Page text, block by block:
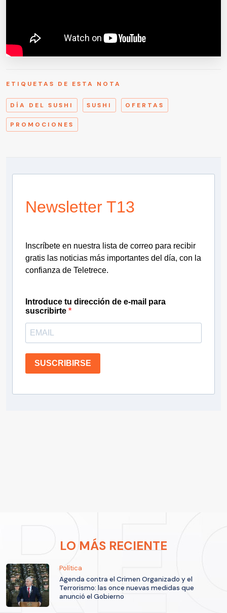
ETIQUETAS DE ESTA NOTA
DÍA DEL SUSHI SUSHI OFERTAS
PROMOCIONES
Newsletter T13
Inscríbete en nuestra lista de correo para recibir
gratis las noticias más importantes del día, con la
confianza de Teletrece.
Introduce tu dirección de e-mail para
suscribirte
SUSCRIBIRSE
LO MÁS RECIENTE
Política
Agenda contra el Crimen Organizado y el
Terrorismo: las once nuevas medidas que
anunció el Gobierno